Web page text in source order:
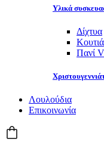
Υλικά
Δίχτυα
Κουτιά
Πανί
Λουλούδια
Επικοινωνία